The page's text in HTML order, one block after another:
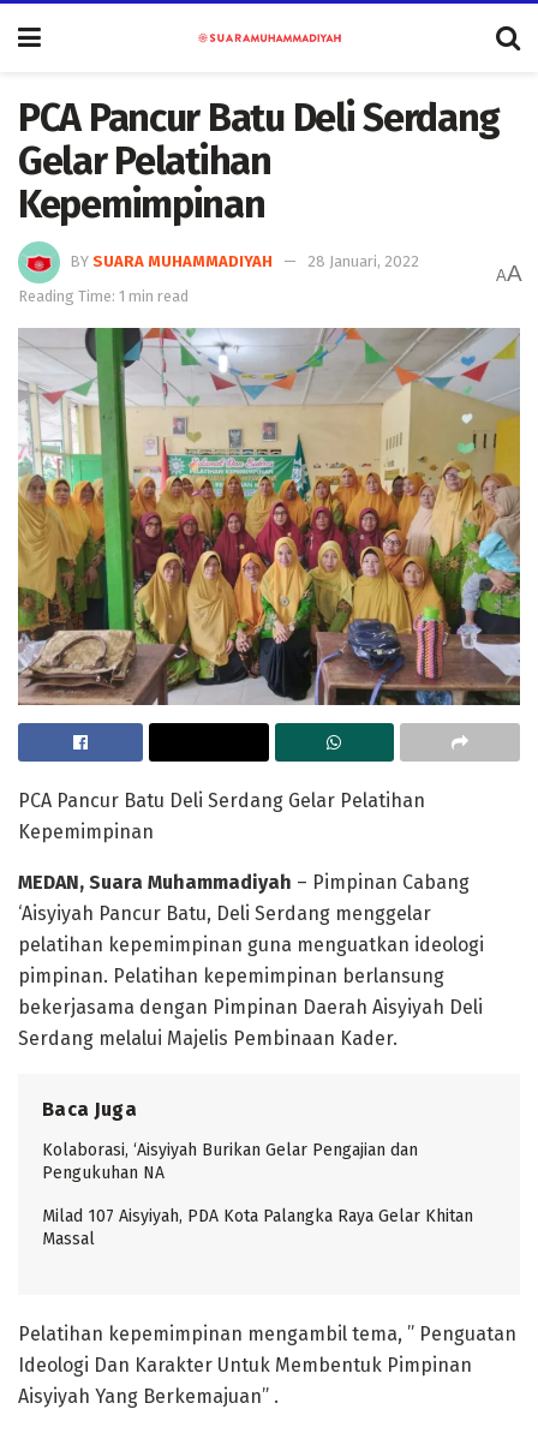
PCA Pancur Batu Deli Serdang
Gelar Pelatihan
Kepemimpinan
BY SUARA MUHAMMADIYAH
28 Januari, 2022
Reading Time: 1 min read
AA
PCA Pancur Batu Deli Serdang Gelar Pelatihan
Kepemimpinan
MEDAN, Suara Muhammadiyah – Pimpinan Cabang
‘Aisyiyah Pancur Batu, Deli Serdang menggelar
pelatihan kepemimpinan guna menguatkan ideologi
pimpinan. Pelatihan kepemimpinan berlansung
bekerjasama dengan Pimpinan Daerah Aisyiyah Deli
Serdang melalui Majelis Pembinaan Kader.
Baca Juga
Kolaborasi, ‘Aisyiyah Burikan Gelar Pengajian dan
Pengukuhan NA
Milad 107 Aisyiyah, PDA Kota Palangka Raya Gelar Khitan
Massal
Pelatihan kepemimpinan mengambil tema, ” Penguatan
Ideologi Dan Karakter Untuk Membentuk Pimpinan
Aisyiyah Yang Berkemajuan” .